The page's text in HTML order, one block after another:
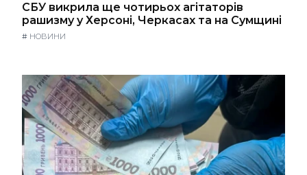
СБУ викрила ще чотирьох агітаторів
рашизму у Херсоні, Черкасах та на Сумщині
# НОВИНИ